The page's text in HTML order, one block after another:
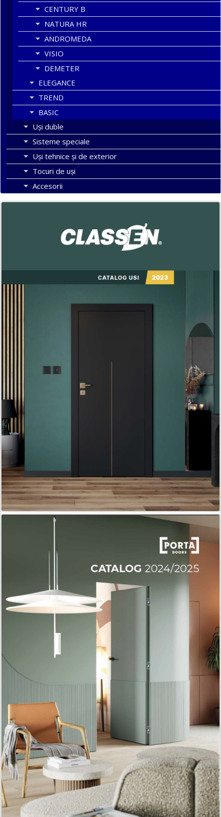
CENTURY B
NATURA HR
ANDROMEDA
VISIO
DEMETER
ELEGANCE
TREND
BASIC
Uşi duble
Sisteme speciale
Uși tehnice și de exterior
Tocuri de uși
Accesorii